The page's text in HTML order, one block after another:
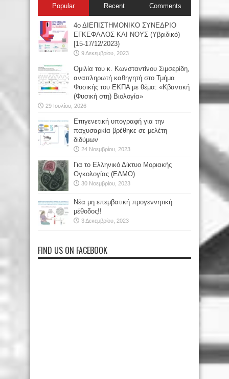
Popular Recent Comments
4ο ΔΙΕΠΙΣΤΗΜΟΝΙΚΟ ΣΥΝΕΔΡΙΟ
ΕΓΚΕΦΑΛΟΣ ΚΑΙ ΝΟΥΣ (Υβριδικό)
[15-17/12/2023)
9 Δεκεμβρίου, 2023
Oμιλία του κ. Κωνσταντίνου Σιμσερίδη,
αναπληρωτή καθηγητή στο Τμήμα
Φυσικής του ΕΚΠΑ με θέμα: «Κβαντική
(Φυσική στη) Βιολογία»
29 Ιουλίου, 2026
Επιγενετική υπογραφή για την
παχυσαρκία βρέθηκε σε μελέτη
διδύμων
24 Νοεμβρίου, 2023
Για το Ελληνικό Δίκτυο Μοριακής
Ογκολογίας (ΕΔΜΟ)
30 Νοεμβρίου, 2023
Νέα μη επεμβατική προγεννητική
μέθοδος!!
3 Δεκεμβρίου, 2023
FIND US ON FACEBOOK